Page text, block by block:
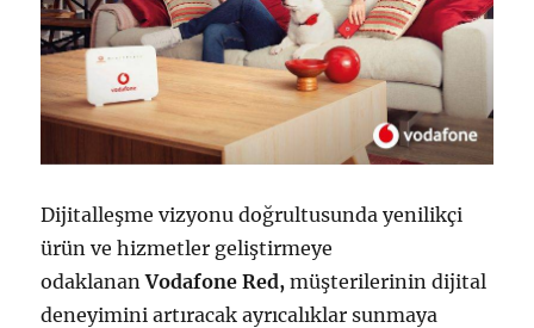
Dijitalleşme vizyonu doğrultusunda yenilikçi
ürün ve hizmetler geliştirmeye
odaklananVodafone Red, müşterilerinin dijital
deneyimini artıracak ayrıcalıklar sunmaya